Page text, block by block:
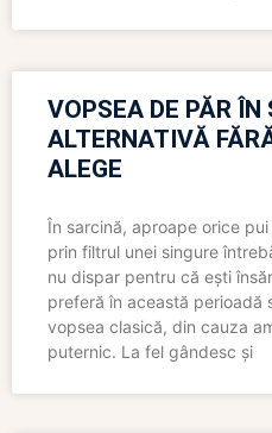
VOPSEA DE PĂR ÎN
ALTERNATIVĂ
ALEGE
În sarcină, aproape orice
prin filtrul unei singure
nu dispar pentru că ești
preferă în această perioadă
vopsea clasică, din cauza
puternic. La fel gândesc și